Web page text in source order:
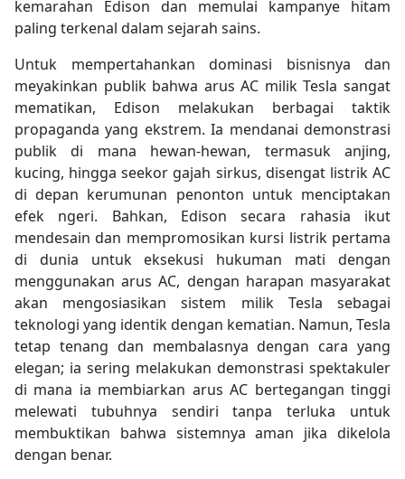
kemarahan Edison dan memulai kampanye hitam
paling terkenal dalam sejarah sains.
Untuk mempertahankan dominasi bisnisnya dan
meyakinkan publik bahwa arus AC milik Tesla sangat
mematikan, Edison melakukan berbagai taktik
propaganda yang ekstrem. Ia mendanai demonstrasi
publik di mana hewan-hewan, termasuk anjing,
kucing, hingga seekor gajah sirkus, disengat listrik AC
di depan kerumunan penonton untuk menciptakan
efek ngeri. Bahkan, Edison secara rahasia ikut
mendesain dan mempromosikan kursi listrik pertama
di dunia untuk eksekusi hukuman mati dengan
menggunakan arus AC, dengan harapan masyarakat
akan mengosiasikan sistem milik Tesla sebagai
teknologi yang identik dengan kematian. Namun, Tesla
tetap tenang dan membalasnya dengan cara yang
elegan; ia sering melakukan demonstrasi spektakuler
di mana ia membiarkan arus AC bertegangan tinggi
melewati tubuhnya sendiri tanpa terluka untuk
membuktikan bahwa sistemnya aman jika dikelola
dengan benar.